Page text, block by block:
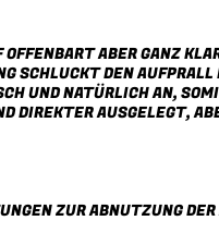
ABER GANZ
DEN
NATÜRLICH AN,
AUSGELEGT,
ZUR ABNUTZUNG DER